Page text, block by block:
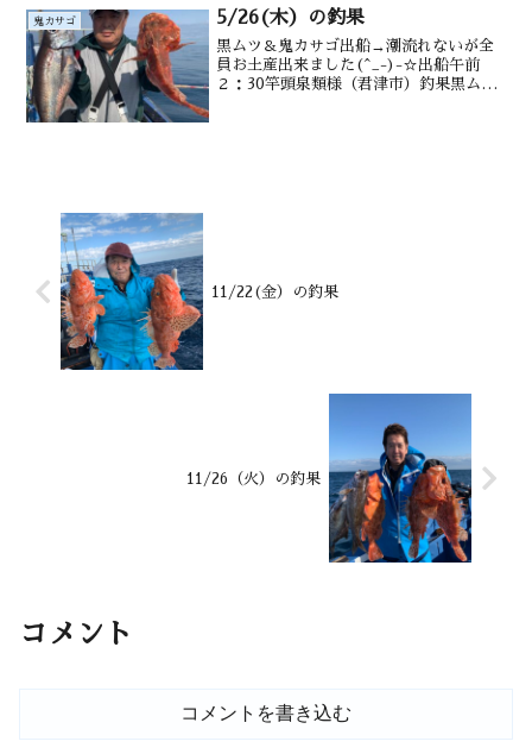
鬼カサゴ 5/26(木）の釣果
黒ムツ＆鬼カサゴ出船→潮流れないが全
員お土産出来ました(^_-)-☆出船午前
２：30竿頭泉類様（君津市）釣果黒ム
11/22(金）の釣果
11/26（火）の釣果
コメント
コメントを書き込む